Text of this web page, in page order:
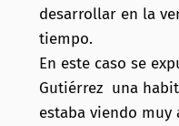
desarrollar en la
tiempo.
En este caso se
Gutiérrez una
estaba viendo muy